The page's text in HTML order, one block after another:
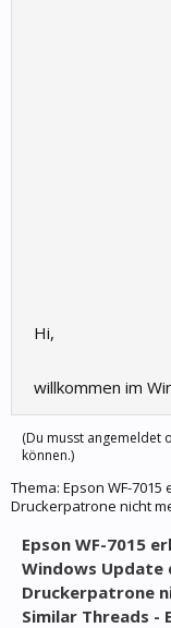
Hi,
willkommen im
(Du musst angemeldet
können.)
Thema: Epson WF-
Druckerpatrone nicht
Epson WF-7015
Windows Update
Druckerpatrone
Similar Threads -